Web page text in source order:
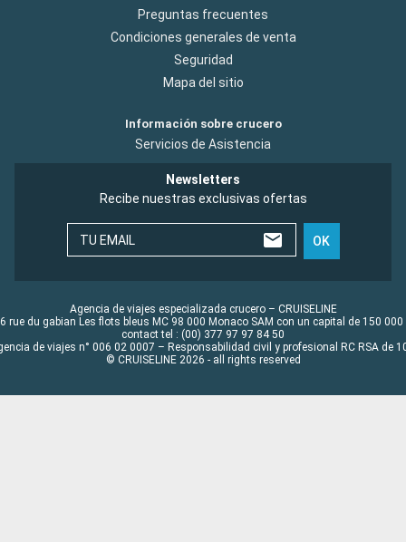
Preguntas frecuentes
Condiciones generales de venta
Seguridad
Mapa del sitio
Información sobre crucero
Servicios de Asistencia
Newsletters
Recibe nuestras exclusivas ofertas
TU EMAIL OK
Agencia de viajes especializada crucero – CRUISELINE
rue du gabian Les flots bleus MC 98 000 Monaco SAM con un capital de 150 000
contact tel : (00) 377 97 97 84 50
de viajes n° 006 02 0007 – Responsabilidad civil y profesional RC RSA de
© CRUISELINE 2026 - all rights reserved